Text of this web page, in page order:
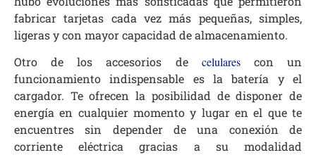
fabricar tarjetas cada vez más pequeñas, simples,
ligeras y con mayor capacidad de almacenamiento.
Otro de los accesorios de celularescon un
funcionamiento indispensable es la batería y el
cargador. Te ofrecen la posibilidad de disponer de
energía en cualquier momento y lugar en el que te
encuentres sin depender de una conexión de
corriente eléctrica gracias a su modalidad